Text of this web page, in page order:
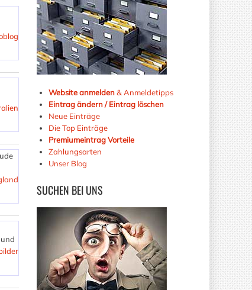
Website anmelden& Anmeldetipps
Eintrag ändern / Eintrag löschen
Neue Einträge
Die Top Einträge
Premiumeintrag Vorteile
Zahlungsarten
Unser Blog
SUCHEN BEI UNS